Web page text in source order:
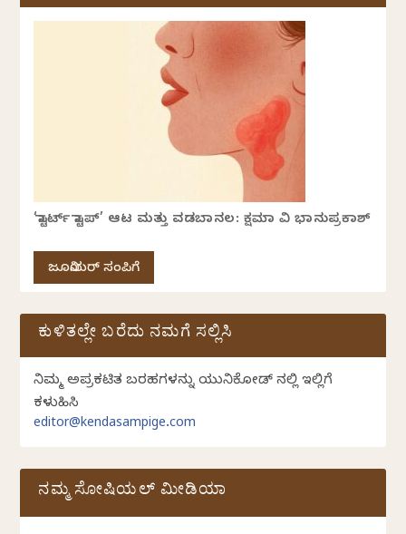
‘ಸ್ಟಾರ್ಟ್ ಸ್ಟಾಪ್’ ಆಟ ಮತ್ತು ವಡಬಾನಲ: ಕ್ಷಮಾ ವಿ ಭಾನುಪ್ರಕಾಶ್
ಜೂನಿಯರ್ ಸಂಪಿಗೆ
ಕುಳಿತಲ್ಲೇ ಬರೆದು ನಮಗೆ ಸಲ್ಲಿಸಿ
ನಿಮ್ಮ ಅಪ್ರಕಟಿತ ಬರಹಗಳನ್ನು ಯುನಿಕೋಡ್ ನಲ್ಲಿ ಇಲ್ಲಿಗೆ
ಕಳುಹಿಸಿ
editor@kendasampige.com
ನಮ್ಮ ಸೋಷಿಯಲ್‌ ಮೀಡಿಯಾ